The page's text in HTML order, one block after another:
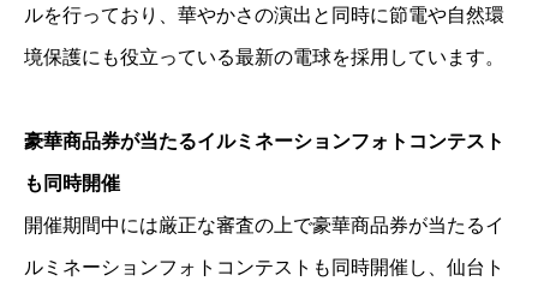
ルを行っており、華やかさの演出と同時に節電や自然環
境保護にも役立っている最新の電球を採用しています。
豪華商品券が当たるイルミネーションフォトコンテスト
も同時開催
開催期間中には厳正な審査の上で豪華商品券が当たるイ
ルミネーションフォトコンテストも同時開催し、仙台ト